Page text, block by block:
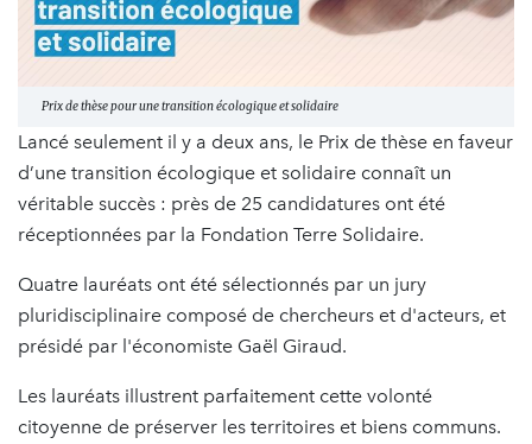
Prix de thèse pour une transition écologique et solidaire
Lancé seulement il y a deux ans, le Prix de thèse en faveur
d’une transition écologique et solidaire connaît un
véritable succès : près de 25 candidatures ont été
réceptionnées par la Fondation Terre Solidaire.
Quatre lauréats ont été sélectionnés par un jury
pluridisciplinaire composé de chercheurs et d'acteurs, et
présidé par l'économiste Gaël Giraud.
Les lauréats illustrent parfaitement cette volonté
citoyenne de préserver les territoires et biens communs.